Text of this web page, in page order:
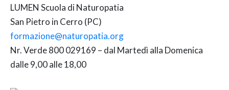
LUMEN Scuola di Naturopatia
San Pietro in Cerro (PC)
formazione@naturopatia.org
Nr. Verde 800 029169 – dal Martedì alla Domenica
dalle 9,00 alle 18,00